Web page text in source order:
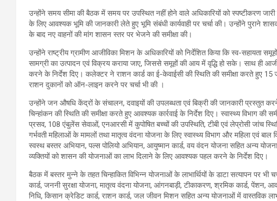
उन्होंने समय सीमा की बैठक में समय पर उपस्थित नहीं होने वाले अधिकारियों को स्पष्टीकरण
के लिए आवश्यक भूमि की जानकारी लेते हुए भूमि संबंधी कार्यवाही पर चर्चा की। उन्होंने पुराने
के बाद नए वाहनों की मांग शासन स्तर पर भेजने की समीक्षा की।
उन्होंने राष्ट्रीय ग्रामीण आजीविका मिशन के अधिकारियों को निर्देशित किया कि स्व-सहायता
सामग्री का उत्पादन एवं विक्रय कराया जाए, जिससे समूहों की आय में वृद्धि हो सके। साथ ही
करने के निर्देश दिए। कलेक्टर ने राशन कार्ड का ई-केवाईसी की स्थिति की समीक्षा करते हुए
राशन दुकानों को ऑन-लाइन करने पर चर्चा भी की ।
उन्होंने जन औषधि केंद्रों के संचालन, दवाइयों की उपलब्धता एवं बिक्री की जानकारी प्रस्तुत
चिन्हांकन की स्थिति की समीक्षा करते हुए आवश्यक कार्रवाई के निर्देश दिए। स्वास्थ्य विभाग की
प्रसव, 108 एंबुलेंस सेवाओं, एनआरसी में कुपोषित बच्चों की उपस्थिति, टीबी एवं लेप्रोसी जांच
गर्भवती महिलाओं के मामलों तथा मातृत्व वंदना योजना के लिए स्वास्थ्य विभाग और महिला एवं
स्वस्थ बस्तर अभियान, पल्स पोलियो अभियान, आयुष्मान कार्ड, वय वंदन योजना सहित अन्य
व्यक्तियों को शासन की योजनाओं का लाभ दिलाने के लिए आवश्यक पहल करने के निर्देश दिए।
बैठक में बस्तर मुन्ने के तहत चिन्हाकित विभिन्न योजनाओं के लाभार्थियों के डाटा सत्यापन पर
कार्ड, जननी सुरक्षा योजना, मातृत्व वंदना योजना, आंगनबाड़ी, टीकाकरण, श्रमिक कार्ड, पेंशन,
निधि, किसान क्रेडिट कार्ड, राशन कार्ड, जल जीवन मिशन सहित अन्य योजनाओं में वास्तविक